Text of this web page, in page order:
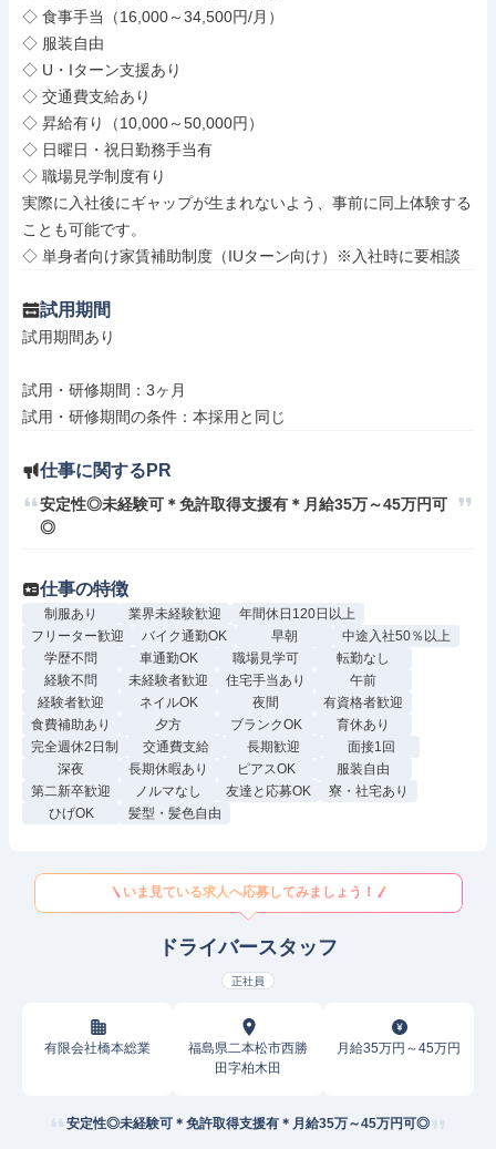
◇ 食事手当（16,000～34,500円/月）
◇ 服装自由
◇ U・Iターン支援あり
◇ 交通費支給あり
◇ 昇給有り（10,000～50,000円）
◇ 日曜日・祝日勤務手当有
◇ 職場見学制度有り
実際に入社後にギャップが生まれないよう、事前に同上体験する
ことも可能です。
◇ 単身者向け家賃補助制度（IUターン向け）※入社時に要相談
試用期間
試用期間あり
試用・研修期間：3ヶ月
仕事に関するPR
安定性◎未経験可＊免許取得支援有＊月給35万～45万円可
◎
仕事の特徴
制服あり 業界未経験歓迎
年間休日120日以上
フリーター歓迎
バイク通勤OK 早朝
中途入社50％以上
学歴不問
車通勤OK 職場見学可
転勤なし
経験不問
未経験者歓迎 住宅手当あり
午前
経験者歓迎
ネイルOK 夜間
有資格者歓迎
食費補助あり
夕方 ブランクOK
育休あり
完全週休2日制
交通費支給 長期歓迎
面接1回
深夜
長期休暇あり ピアスOK
服装自由
第二新卒歓迎
ノルマなし 友達と応募OK
寮・社宅あり
ひげOK
髪型・髪色自由
いま見ている求人へ応募してみましょう！
ドライバースタッフ
正社員
有限会社橋本総業
福島県二本松市西勝
田字柏木田
月給35万円～45万円
安定性◎未経験可＊免許取得支援有＊月給35万～45万円可◎